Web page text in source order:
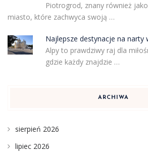
Piotrogrod, znany również
miasto, które zachwyca swoją …
Najlepsze destynacje na narty
Alpy to prawdziwy raj dla
gdzie każdy znajdzie …
ARCHIWA
sierpień 2026
lipiec 2026